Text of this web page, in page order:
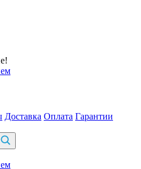
Доставка Оплата Гарантии